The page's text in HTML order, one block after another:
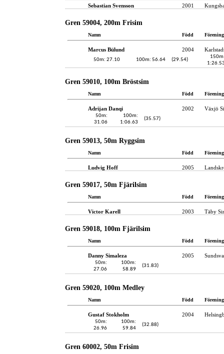
Sebastian Svensson
2001
Gren 59004, 200m Frisim
Namn Född Förening
Marcus Bülund 2004
50m: 27.10 100m: 56.64 (29.54)
Gren 59010, 100m Bröstsim
Namn Född Förening
Adrijan Danqi 2002 Växjö
50m:
31.06
100m:
1:06.63
(35.57)
Gren 59013, 50m Ryggsim
Namn Född Förening
Ludvig Hoff 2005
Gren 59017, 50m Fjärilsim
Namn Född Förening
Victor Karell 2003 Täby
Gren 59018, 100m Fjärilsim
Namn Född Förening
Danny Simaleza 2005
50m:
27.06
100m:
58.89
(31.83)
Gren 59020, 100m Medley
Namn Född Förening
Gustaf Stokholm 2004
50m:
26.96
100m:
59.84
(32.88)
Gren 60002, 50m Frisim